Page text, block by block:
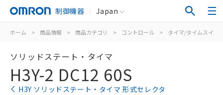
制御機器 Japan
ホーム > 商品情報 > 商品カテゴリ > コントロール > タイマ/タイムスイッ
ソリッドステート・タイマ
H3Y-2 DC12 60S
H3Y ソリッドステート・タイマ 形式セレクタ